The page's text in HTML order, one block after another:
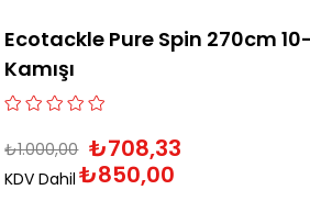
Ecotackle Pure Spin 270cm
Kamışı
₺1.000,00 ₺708,33
KDV Dahil ₺850,00